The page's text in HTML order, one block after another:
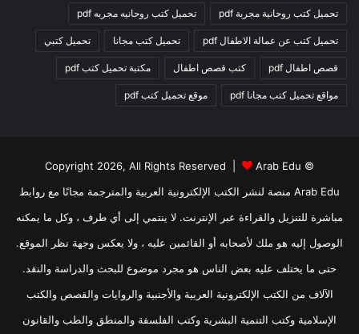
تحميل كتب روحانية مجربة pdf تحميل كتب روحانيه مجربه pdf
تحميل كتب عن عمالة الاطفال pdf تحميل كتب مجانا تحميل كتبي
قصص اطفال pdf كتب قصص اطفال مكتبة تحميل كتب pdf
مواقع تحميل كتب مجانا pdf موقع تحميل كتب pdf
© Copyright 2026, All Rights Reserved |
Arab Edu
Arab Edu منصة لنشر الكتب الإلكترونية العربية والمترجمة مجانًا مع روابط
مباشرة للتنزيل والقراءة عبر الإنترنت. لا ينتمي إلى أي طرف ، وكل ما يمكنه
الوصول إليه هو ملك لأصحابه أو القائمين عليه ، ولا يعكس وجهة نظر الموقع.
حتى ما يختلف عليه بعض الناس هو مجرد موضوع للبحث والدراسة والنقد.
الآلاف من الكتب الإلكترونية العربية والأجنبية والروايات والقصص والكتب
الإسلامية وكتب التنمية البشرية وكتب الفلسفة والمنطق والطب والقانون